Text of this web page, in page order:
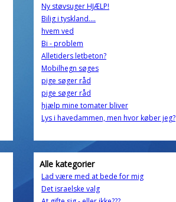
Ny støvsuger HJÆLP!
Bilig i tyskland....
hvem ved
Bi - problem
Alletiders letbeton?
Mobilhegn søges
pige søger råd
pige søger råd
hjælp mine tomater bliver
Lys i havedammen, men hvor køber jeg?
Alle kategorier
Lad være med at bede for mig
Det israelske valg